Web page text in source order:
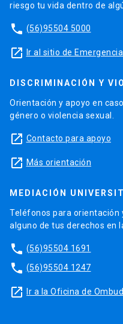
riesgo tu vida dentro de
phone (56)95504 5000
launch Ir al sitio de
DISCRIMINACIÓN Y
Orientación y apoyo en
género o violencia sexual.
launch Contacto para apoyo
launch Más orientación
MEDIACIÓN
Teléfonos para orientación
alguno de tus derechos en
phone (56)95504 1691
phone (56)95504 1247
launch Ir a la Oficina de